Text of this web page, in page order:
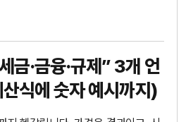
금·금융·규제” 3개 언
식에 숫자 예시까지)